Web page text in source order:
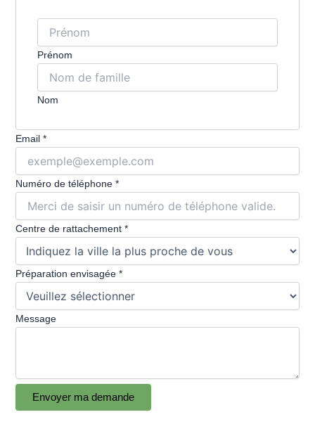
Prénom
Nom
Email*
Numéro de téléphone*
Centre de rattachement*
Préparation envisagée*
Message
téléphone
Envoyer ma demande